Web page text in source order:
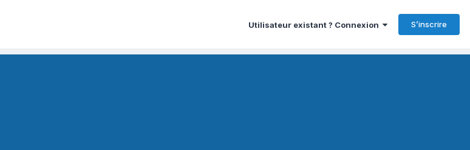
Utilisateur existant ? Connexion S’inscrire